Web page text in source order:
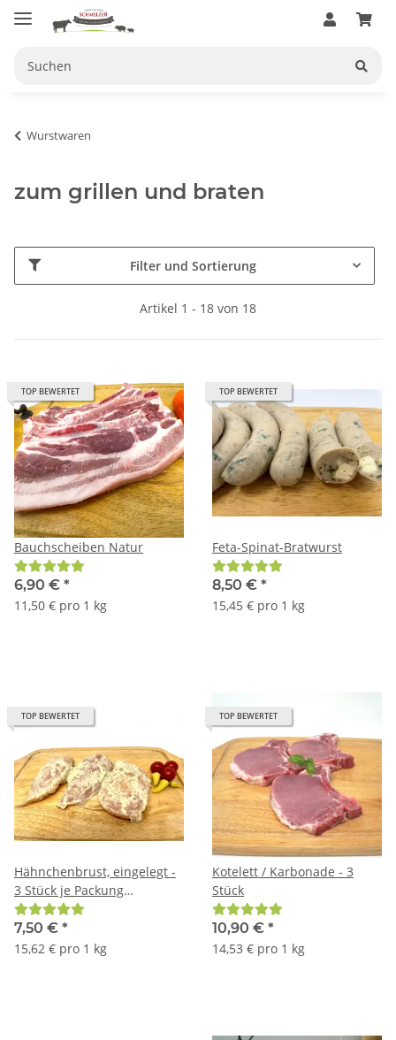
Wurstwaren
zum grillen und braten
Filter und Sortierung
Artikel 1 - 18 von 18
TOP BEWERTET
Bauchscheiben Natur
6,90 € *
11,50 € pro 1 kg
TOP BEWERTET
Feta-Spinat-Bratwurst
8,50 € *
15,45 € pro 1 kg
TOP BEWERTET
Hähnchenbrust, eingelegt -
3 Stück je Packung
Knoblauch
7,50 € *
15,62 € pro 1 kg
TOP BEWERTET
Kotelett / Karbonade - 3
Stück
10,90 € *
14,53 € pro 1 kg